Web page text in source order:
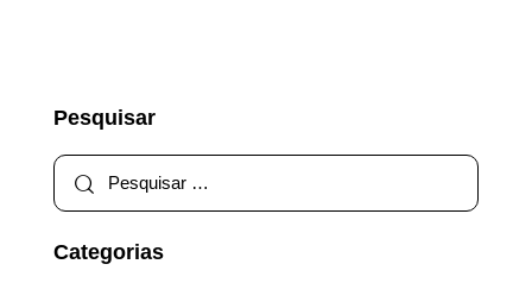
Pesquisar
Categorias